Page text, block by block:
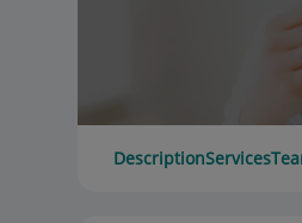
DescriptionServices